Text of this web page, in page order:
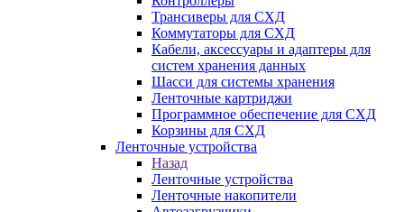
Трансиверы для СХД
Коммутаторы для СХД
Кабели, аксессуары и адаптеры для
систем хранения данных
Шасси для системы хранения
Ленточные картриджи
Программное обеспечение для СХД
Корзины для СХД
Ленточные устройства
Назад
Ленточные устройства
Ленточные накопители